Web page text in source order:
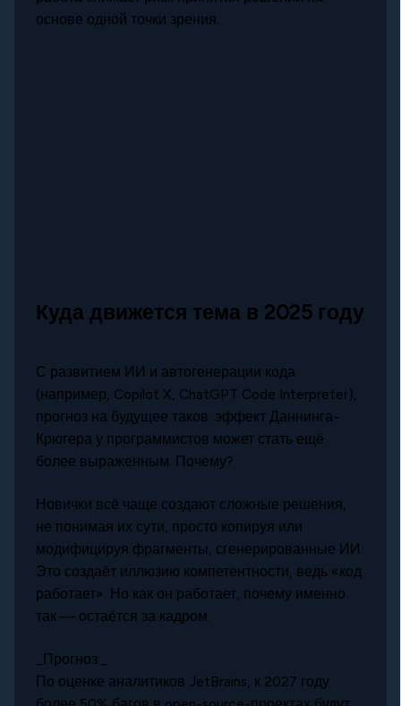
основе одной точки зрения.
Куда движется тема в 2025 году
С развитием ИИ и автогенерации кода
(например, Copilot X, ChatGPT Code Interpreter),
прогноз на будущее таков: эффект Даннинга-
Крюгера у программистов может стать ещё
более выраженным. Почему?
Новички всё чаще создают сложные решения,
не понимая их сути, просто копируя или
модифицируя фрагменты, сгенерированные ИИ.
Это создаёт иллюзию компетентности, ведь «код
работает». Но как он работает, почему именно
так — остаётся за кадром.
_Прогноз:_
По оценке аналитиков JetBrains, к 2027 году